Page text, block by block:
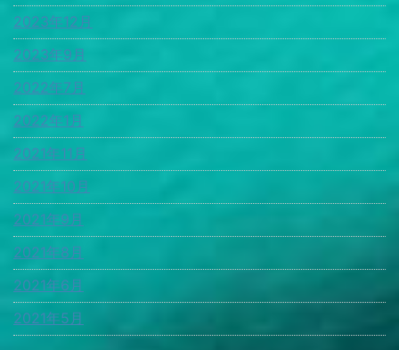
2023年12月
2023年9月
2022年7月
2022年1月
2021年11月
2021年10月
2021年9月
2021年8月
2021年6月
2021年5月